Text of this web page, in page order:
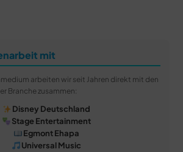
mit
arbeiten wir seit Jahren direkt mit den
Branche zusammen:
Disney Deutschland
Stage Entertainment
Egmont Ehapa
Universal Music